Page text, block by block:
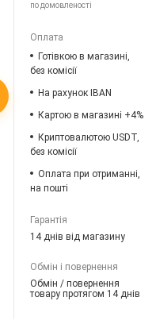
по домовленості
Оплата
Готівкою в магазині,
без комісії
На рахунок IBAN
Картою в магазині +4%
Криптовалютою USDT,
без комісії
Оплата при отриманні,
на пошті
Гарантія
14 днів від магазину
Обмін і повернення
Обмін / повернення
товару протягом 14 днів